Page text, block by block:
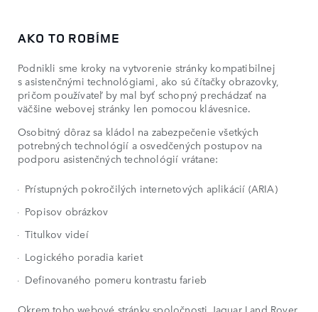
AKO TO ROBÍME
Podnikli sme kroky na vytvorenie stránky kompatibilnej
s asistenčnými technológiami, ako sú čítačky obrazovky,
pričom používateľ by mal byť schopný prechádzať na
väčšine webovej stránky len pomocou klávesnice.
Osobitný dôraz sa kládol na zabezpečenie všetkých
potrebných technológií a osvedčených postupov na
podporu asistenčných technológií vrátane:
Prístupných pokročilých internetových aplikácií (ARIA)
Popisov obrázkov
Titulkov videí
Logického poradia kariet
Definovaného pomeru kontrastu farieb